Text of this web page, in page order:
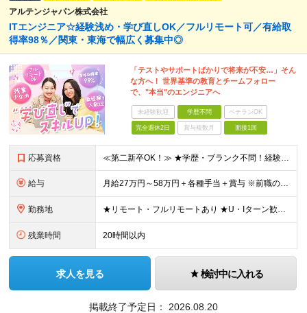
アルテンジャパン株式会社
ITエンジニア☆経験浅め・学び直しOK／フルリモート可／有給取
得率98％／関東・東海で幅広く募集中◎
「テストやサポートばかりで将来が不安…」そん
な方へ！ 世界基準の教育とチームフォロー
で、"本当"のエンジニアへ
未経験歓迎 学歴不問 ベテランOK
完全週休2日 賞与複数月 面接1回
応募資格 ≪第二新卒OK！≫ ★学歴・ブランク不問！経験浅めもOK ★何らかのIT系職種の実務経験をお持ちの方 └年数不問。「1ヶ月程度の経験しかない…」という方もOK！ ※SE／PG・運用・保守・ヘルプデス
給与 月給27万円～58万円＋各種手当＋賞与 ※前職の給与・経験・スキルなどを考慮のうえで決定します ※残業代は1分単位で全額支給します ※試用期間3ヶ月。その間の給与・待遇に差異はありません ★充実の各
勤務地 ★リモート・フルリモートあり ★U・Iターン歓迎 ★配属先は希望を最大限考慮します ★転勤・転居は相談可能です ■各拠点、または関東・東海エリアのプロジェクト先での勤務 ※会社都合での無理な転勤・転
残業時間 20時間以内
求人を見る 検討中に入れる
掲載終了予定日： 2026.08.20